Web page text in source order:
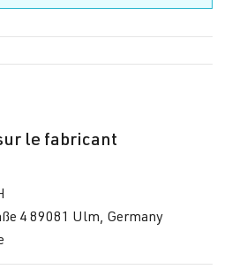
le fabricant
4 89081 Ulm, Germany